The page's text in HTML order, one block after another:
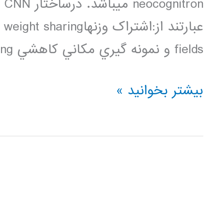
fields و نمونه گيري مکاني کاهشي spatial down sampling. […]
فیلم
شبکه
بیشتر بخوانید »